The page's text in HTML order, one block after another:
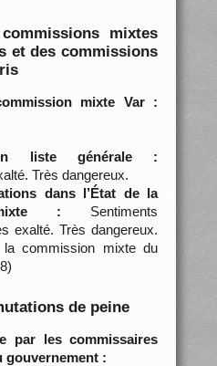
mixtes
et des commissions
mixte Var :
liste générale :
Très dangereux.
dans l’État de la
: Sentiments
exalté. Très dangereux.
la commission mixte du
de peine
par les commissaires
gouvernement :